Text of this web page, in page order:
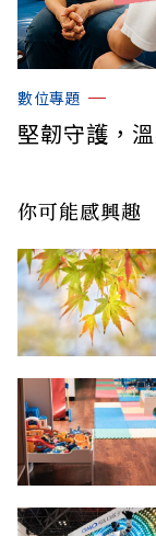
數位專題
堅韌守護，
你可能感興趣